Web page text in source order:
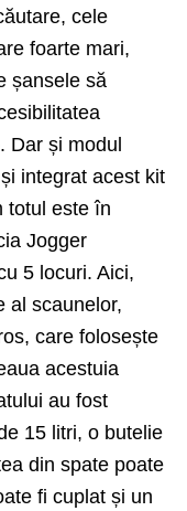
cele
foarte mari,
șansele să
Dar și modul
integrat acest kit
totul este în
Jogger
5 locuri. Aici,
al scaunelor,
care folosește
acestuia
au fost
15 litri, o butelie
din spate poate
fi cuplat și un